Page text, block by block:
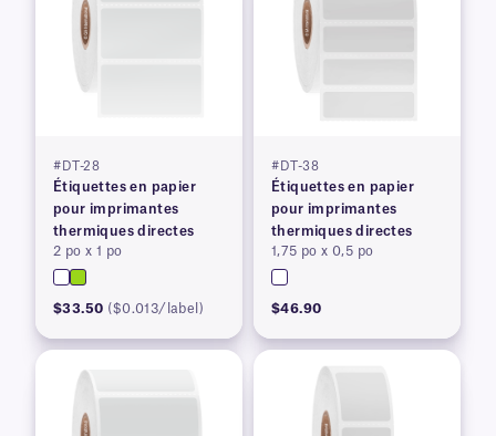
#DT-28
Étiquettes en papier
pour imprimantes
thermiques directes
2 po x 1 po
$33.50 ($0.013/label)
#DT-38
Étiquettes en papier
pour imprimantes
thermiques directes
1,75 po x 0,5 po
$46.90